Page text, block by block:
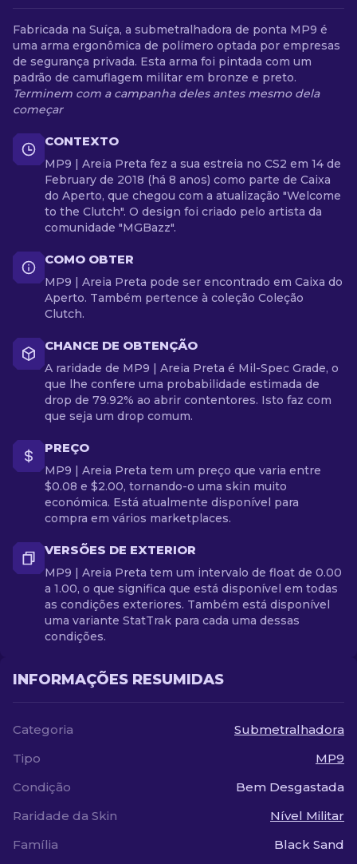
Fabricada na Suíça, a submetralhadora de ponta MP9 é
uma arma ergonômica de polímero optada por empresas
de segurança privada. Esta arma foi pintada com um
padrão de camuflagem militar em bronze e preto.
Terminem com a campanha deles antes mesmo dela
começar
CONTEXTO
MP9 | Areia Preta fez a sua estreia no CS2 em 14 de
February de 2018 (há 8 anos) como parte de Caixa
do Aperto, que chegou com a atualização "Welcome
to the Clutch". O design foi criado pelo artista da
comunidade "MGBazz".
COMO OBTER
MP9 | Areia Preta pode ser encontrado em Caixa do
Aperto. Também pertence à coleção Coleção
Clutch.
CHANCE DE OBTENÇÃO
A raridade de MP9 | Areia Preta é Mil-Spec Grade, o
que lhe confere uma probabilidade estimada de
drop de 79.92% ao abrir contentores. Isto faz com
que seja um drop comum.
PREÇO
MP9 | Areia Preta tem um preço que varia entre
$0.08 e $2.00, tornando-o uma skin muito
económica. Está atualmente disponível para
compra em vários marketplaces.
VERSÕES DE EXTERIOR
MP9 | Areia Preta tem um intervalo de float de 0.00
a 1.00, o que significa que está disponível em todas
as condições exteriores. Também está disponível
uma variante StatTrak para cada uma dessas
condições.
INFORMAÇÕES RESUMIDAS
Categoria
Submetralhadora
Tipo
MP9
Condição
Bem Desgastada
Raridade da Skin
Nível Militar
Família
Black Sand